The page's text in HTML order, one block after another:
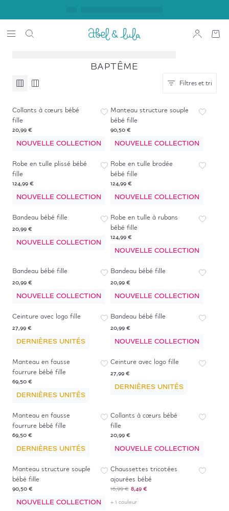
BAPTÊME
Filtres et tri
Collants à cœurs bébé
fille
20,99 €
NOUVELLE COLLECTION
Manteau structure souple
bébé fille
90,50 €
NOUVELLE COLLECTION
Robe en tulle plissé bébé
fille
124,99 €
NOUVELLE COLLECTION
Robe en tulle brodée
bébé fille
124,99 €
NOUVELLE COLLECTION
Bandeau bébé fille
20,99 €
NOUVELLE COLLECTION
Robe en tulle à rubans
bébé fille
124,99 €
NOUVELLE COLLECTION
Bandeau bébé fille
20,99 €
NOUVELLE COLLECTION
Bandeau bébé fille
20,99 €
NOUVELLE COLLECTION
Ceinture avec logo fille
27,99 €
DERNIÈRES UNITÉS
Bandeau bébé fille
20,99 €
NOUVELLE COLLECTION
Manteau en fausse
fourrure bébé fille
69,50 €
DERNIÈRES UNITÉS
Ceinture avec logo fille
27,99 €
DERNIÈRES UNITÉS
Manteau en fausse
fourrure bébé fille
69,50 €
DERNIÈRES UNITÉS
Collants à cœurs bébé
fille
20,99 €
NOUVELLE COLLECTION
Manteau structure souple
bébé fille
90,50 €
NOUVELLE COLLECTION
-50%
Chaussettes tricotées
ajourées bébé
16,99 € 8,49 €
+ 1 couleur
-25% -40%